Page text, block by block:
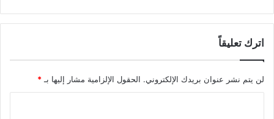
اترك تعليقاً
لن يتم نشر عنوان بريدك الإلكتروني. الحقول الإلزامية مشار إليها بـ *